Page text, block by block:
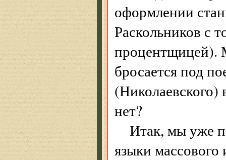
оформлении
Раскольников с
процентщицей).
бросается под
(Николаевского)
нет?
Итак, мы уже
языки массового